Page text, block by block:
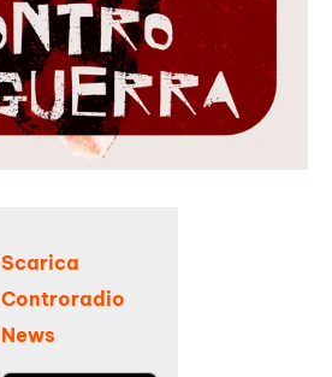
Scarica
Controradio
News